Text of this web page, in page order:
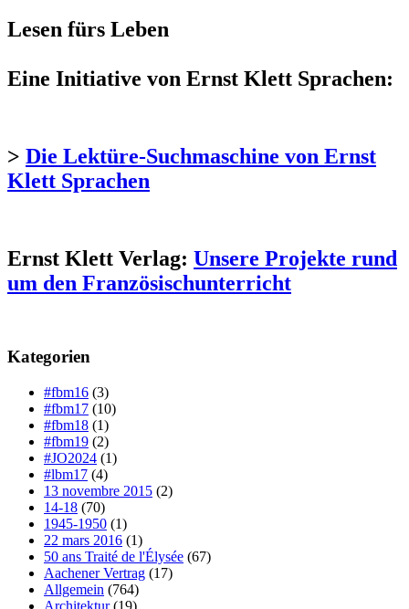
Lesen fürs Leben
Eine Initiative von Ernst Klett Sprachen:
> Die Lektüre-Suchmaschine von Ernst
Klett Sprachen
Ernst Klett Verlag: Unsere Projekte rund
um den Französischunterricht
Kategorien
#fbm16 (3)
#fbm17 (10)
#fbm18 (1)
#fbm19 (2)
#JO2024 (1)
#lbm17 (4)
13 novembre 2015 (2)
14-18 (70)
1945-1950 (1)
22 mars 2016 (1)
50 ans Traité de l'Élysée (67)
Aachener Vertrag (17)
Allgemein (764)